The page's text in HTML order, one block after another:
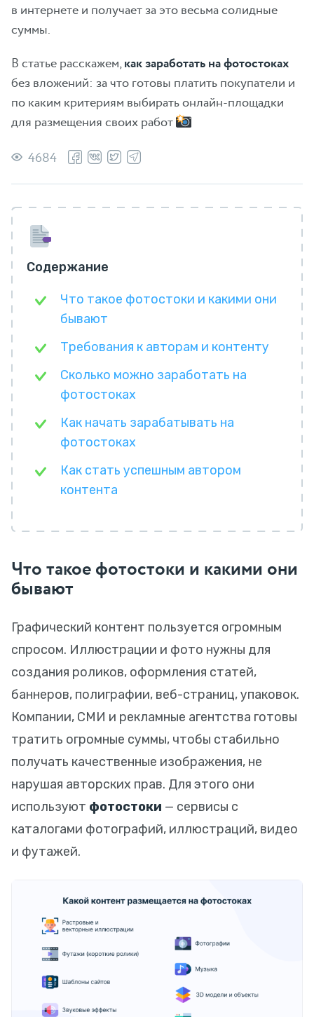
в интернете и получает за это весьма солидные
суммы.
В статье расскажем,как заработать на фотостоках
без вложений: за что готовы платить покупатели и
по каким критериям выбирать онлайн-площадки
для размещения своих работ
4684
Содержание
Что такое фотостоки и какими они
бывают
Требования к авторам и контенту
Сколько можно заработать на
фотостоках
Как начать зарабатывать на
фотостоках
Как стать успешным автором
контента
Что такое фотостоки и какими они
бывают
Графический контент пользуется огромным
спросом. Иллюстрации и фото нужны для
создания роликов, оформления статей,
баннеров, полиграфии, веб-страниц, упаковок.
Компании, СМИ и рекламные агентства готовы
тратить огромные суммы, чтобы стабильно
получать качественные изображения, не
нарушая авторских прав. Для этого они
используют фотостоки — сервисы с
каталогами фотографий, иллюстраций, видео
и футажей.